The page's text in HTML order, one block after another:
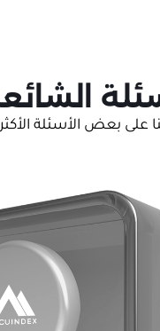
على بعض الأسئلة